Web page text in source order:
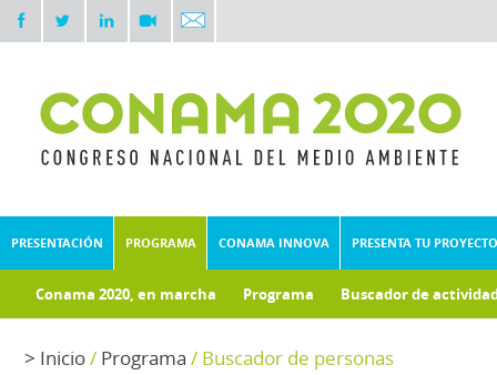
PRESENTACIÓN PROGRAMA CONAMA INNOVA PRESENTA TU PROYECTO
Conama 2020, en marcha Programa Buscador de
> Inicio/ Programa / Buscador de personas